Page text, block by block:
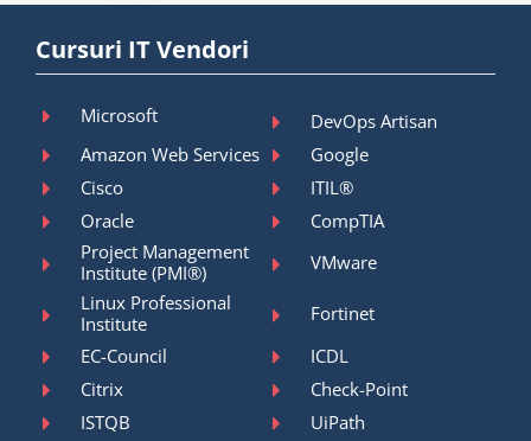
Cursuri IT Vendori
Microsoft
DevOps Artisan
Amazon Web Services
Google
Cisco
ITIL®
Oracle
CompTIA
Project Management
Institute (PMI®)
VMware
Linux Professional
Institute
Fortinet
EC-Council
ICDL
Citrix
Check-Point
ISTQB
UiPath